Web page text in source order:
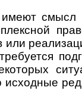
смысл
или
исход­ные